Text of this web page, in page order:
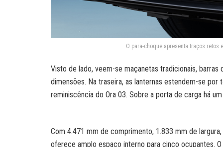
O para-choque apresenta traços retos
Visto de lado, veem-se maçanetas tradicionais,
dimensões. Na traseira, as lanternas estendem-se
reminiscência do Ora 03. Sobre a porta de carga há
Com 4.471 mm de comprimento, 1.833 mm de
oferece amplo espaço interno para cinco ocupantes.